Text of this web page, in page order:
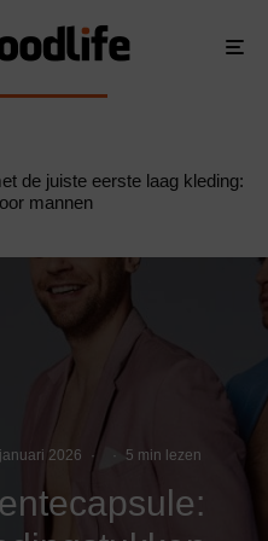
de juiste eerste laag kleding:
mannen
2026 · · 5 min lezen